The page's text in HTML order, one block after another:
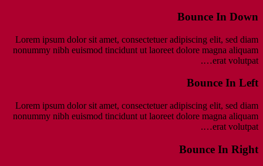
Bounce In Down
Lorem ipsum dolor sit amet, consectetuer adipiscing elit, sed diam
nonummy nibh euismod tincidunt ut laoreet dolore magna aliquam
erat volutpat….
Bounce In Left
Lorem ipsum dolor sit amet, consectetuer adipiscing elit, sed diam
nonummy nibh euismod tincidunt ut laoreet dolore magna aliquam
erat volutpat….
Bounce In Right